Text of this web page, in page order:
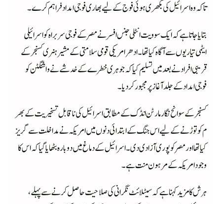
تاکہ وہ اسرائیل کی بکھری ہوئی فوج کے لیے بھاری فوجی امداد فراہم کرے۔
بتایا جاتا ہے کہ ایک سوویت انٹلی جنس افسر نے مصر کے فوجی سربراہ کو اسرائیلی
ایٹمی تیاریوں سے آگاہ کیا تھا۔ ادھر امریکی قومی سلامتی کے مشیر ہنری کسنجر کے
قریبی افراد نے بعد میں تسلیم کیا کہ جوہری خطرے کے خدشے نے واشنگٹن کو
فوجی امداد کے جلد آغاز پر مجبور کردیا۔
کسنجر کے سوانح نگار مارٹن انڈک کے مطابق اسرائیل کی ناقابل تسخیریت کے بھر
م کو توڑنے کے لیے اس جنگ کے ابتدائی دنوں میں امریکہ نے مداخلت سے گریز
کیا تھااو ر مصر کو پوری آزادی دی۔ اسرائیل کے دماغ میں دوبارہ بٹھایا گیا کہ اس کا
وجود امریکہ کے مرہون منت ہے۔
ہرش کا مزید کہنا ہے کہ سیٹلائٹ نگرانی کی صلاحیت حاصل کرنے سے پہلے،